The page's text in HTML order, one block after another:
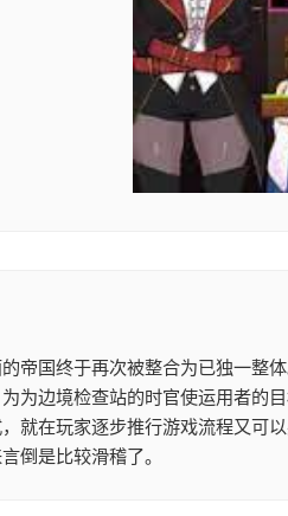
帝国终于再次被整合为已独一
为边境检查站的时官使运用者
就在玩家逐步推行游戏流程又
倒是比较滑稽了。